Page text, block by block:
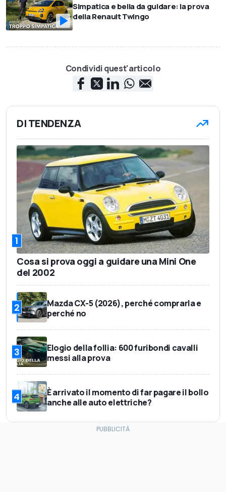
Simpatica e bella da guidare: la prova
della Renault Twingo
Condividi quest'articolo
DI TENDENZA
1
Cosa si prova oggi a guidare una Mini One
del 2002
2
Mazda CX-5 (2026), perché comprarla e
perché no
3
Elogio della follia: 600 furibondi cavalli
messi alla prova
4
È arrivato il momento di far pagare il bollo
anche alle auto elettriche?